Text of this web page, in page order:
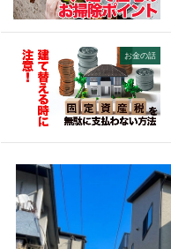
お金の話